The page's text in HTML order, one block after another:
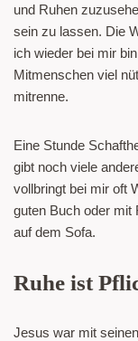
und Ruhen
sein zu lassen. Die
ich wieder bei mir
Mitmenschen viel
mitrenne.
Eine Stunde
gibt noch viele
vollbringt bei mir oft
guten Buch oder mit
auf dem Sofa.
Ruhe ist
Jesus war mit